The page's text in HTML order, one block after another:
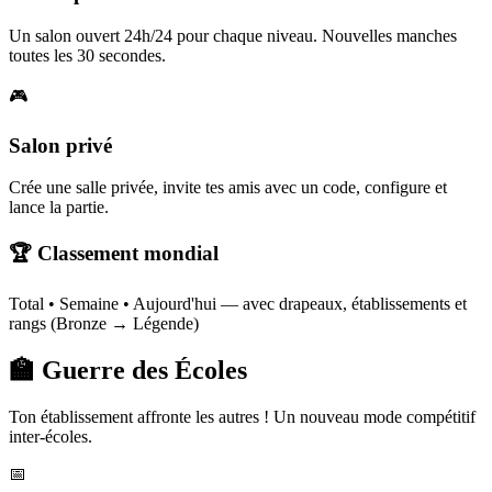
Un salon ouvert 24h/24 pour chaque niveau. Nouvelles manches
toutes les 30 secondes.
🎮
Salon privé
Crée une salle privée, invite tes amis avec un code, configure et
lance la partie.
🏆 Classement mondial
Total • Semaine • Aujourd'hui — avec drapeaux, établissements et
rangs (Bronze → Légende)
🏫 Guerre des Écoles
Ton établissement affronte les autres ! Un nouveau mode compétitif
inter-écoles.
📅